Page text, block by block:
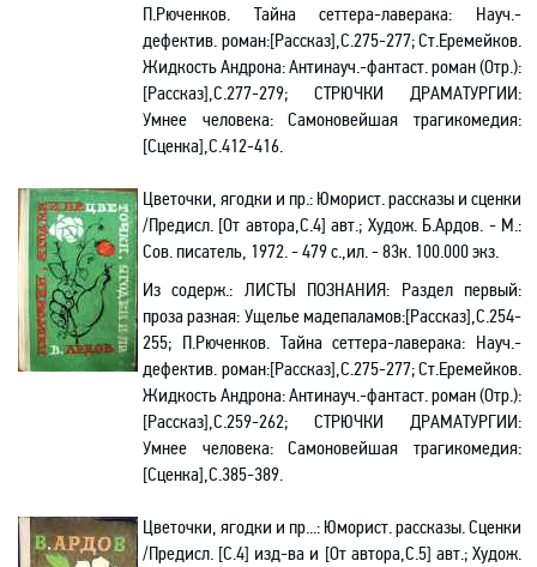
П.Рюченков. Тайнасеттера-лаверака: Науч.-
дефектив. роман:[Рассказ],С.275-277;Ст.Еремейков.
ЖидкостьАндрона:Антинауч.-фантаст. роман (Отр.):
[Рассказ],С.277-279; СТРЮЧКИ ДРАМАТУРГИИ:
Умнее человека: Самоновейшая трагикомедия:
[Сценка],С.412-416.
Цветочки, ягодки и пр.: Юморист. рассказы и сценки
/Предисл. [От автора,С.4] авт.; Худож. Б.Ардов. - М.:
Сов. писатель, 1972. - 479 с.,ил. - 83к. 100.000 экз.
Из содерж.: ЛИСТЫ ПОЗНАНИЯ: Раздел первый:
проза разная: Ущельемадепаламов:[Рассказ],С.254-
255; П.Рюченков. Тайна сеттера-лаверака: Науч.-
дефектив. роман:[Рассказ],С.275-277;Ст.Еремейков.
Жидкость Андрона: Антинауч.-фантаст. роман (Отр.):
[Рассказ],С.259-262; СТРЮЧКИ ДРАМАТУРГИИ:
Умнее человека: Самоновейшая трагикомедия:
[Сценка],С.385-389.
Цветочки, ягодки и пр...: Юморист. рассказы. Сценки
/Предисл. [С.4] изд-ва и [От автора,С.5] авт.; Худож.